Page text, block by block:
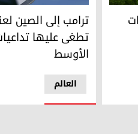
ويفتح النار على الإعلام
ترامب إلى الصين
العالم
ترامب إلى الصين
تطغى عليها
الأوسط